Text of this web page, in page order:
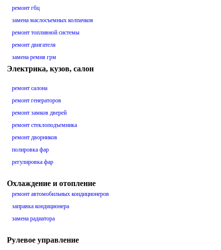
ремонт гбц
замена маслосъемных колпачков
ремонт топливной системы
ремонт двигателя
замена ремня грм
Электрика, кузов, салон
ремонт салона
ремонт генераторов
ремонт замков дверей
ремонт стеклоподъемника
ремонт дворников
полировка фар
регулировка фар
Охлаждение и отопление
ремонт автомобильных кондиционеров
заправка кондиционера
замена радиатора
Рулевое управление